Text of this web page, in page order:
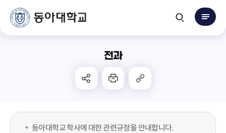
전과
동아대학교 학사에 대한 관련규정을 안내합니다.